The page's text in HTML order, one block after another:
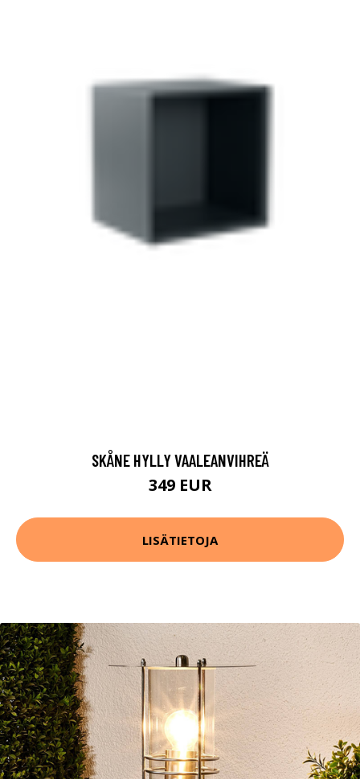
SKÅNE HYLLY VAALEANVIHREÄ
349 EUR
LISÄTIETOJA